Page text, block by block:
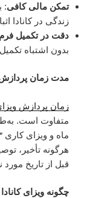
تمکن مالی کافی:
زندگی در کانادا
دقت در تکمیل
بدون اشتباه
مدت زمان پردازش
زمان پردازش
هرگونه تأخیر،
قبل از تاریخ
چگونه ویزای